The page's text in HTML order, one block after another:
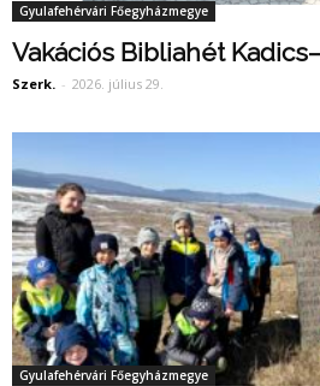
Gyulafehérvári Főegyházmegye
Vakációs Bibliahét
Szerk. - 2026. július 29.
Gyulafehérvári Főegyházmegye